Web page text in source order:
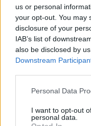
us or personal
your opt-out. You may
disclosure of your
IAB’s list of
also be disclosed by
Downstream
Personal Data
I want to opt-out
personal data.